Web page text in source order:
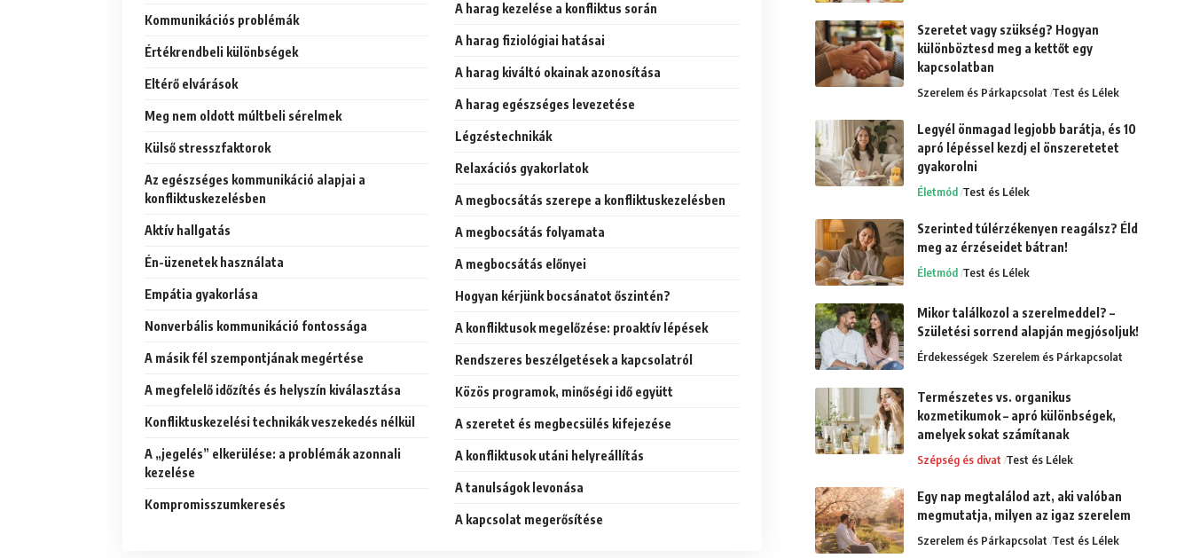
Kommunikációs problémák
Értékrendbeli különbségek
Eltérő elvárások
Meg nem oldott múltbeli sérelmek
Külső stresszfaktorok
Az egészséges kommunikáció alapjai a
konfliktuskezelésben
Aktív hallgatás
Én-üzenetek használata
Empátia gyakorlása
Nonverbális kommunikáció fontossága
A másik fél szempontjának megértése
A megfelelő időzítés és helyszín kiválasztása
Konfliktuskezelési technikák veszekedés nélkül
A „jegelés” elkerülése: a problémák azonnali
kezelése
Kompromisszumkeresés
A harag kezelése a konfliktus során
A harag fiziológiai hatásai
A harag kiváltó okainak azonosítása
A harag egészséges levezetése
Légzéstechnikák
Relaxációs gyakorlatok
A megbocsátás szerepe a konfliktuskezelésben
A megbocsátás folyamata
A megbocsátás előnyei
Hogyan kérjünk bocsánatot őszintén?
A konfliktusok megelőzése: proaktív lépések
Rendszeres beszélgetések a kapcsolatról
Közös programok, minőségi idő együtt
A szeretet és megbecsülés kifejezése
A konfliktusok utáni helyreállítás
A tanulságok levonása
A kapcsolat megerősítése
Szeretet vagy szükség? Hogyan
különböztesd meg a kettőt egy
kapcsolatban
Szerelem és Párkapcsolat Test és Lélek
Legyél önmagad legjobb barátja, és 10
apró lépéssel kezdj el önszeretetet
gyakorolni
Életmód Test és Lélek
Szerinted túlérzékenyen reagálsz? Éld
meg az érzéseidet bátran!
Életmód Test és Lélek
Mikor találkozol a szerelmeddel? –
Születési sorrend alapján megjósoljuk!
Érdekességek Szerelem és Párkapcsolat
Természetes vs. organikus
kozmetikumok – apró különbségek,
amelyek sokat számítanak
Szépség és divat Test és Lélek
Egy nap megtalálod azt, aki valóban
megmutatja, milyen az igaz szerelem
Szerelem és Párkapcsolat Test és Lélek